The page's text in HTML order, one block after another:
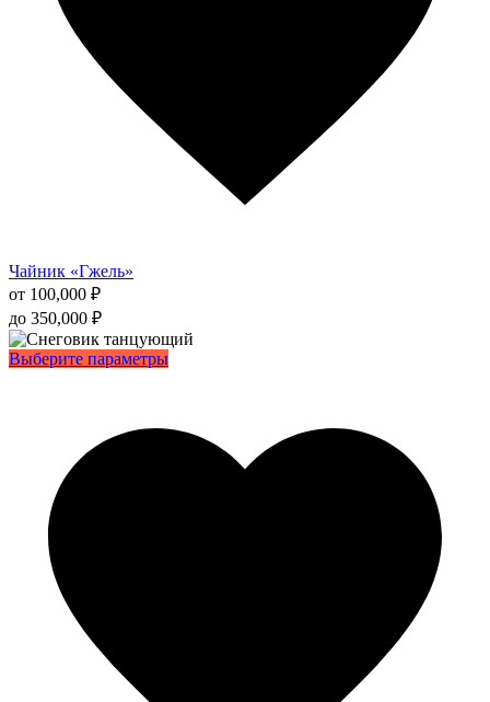
Чайник «Гжель»
от 100,000 ₽
до 350,000 ₽
Выберите параметрыЭтот
вариаций.